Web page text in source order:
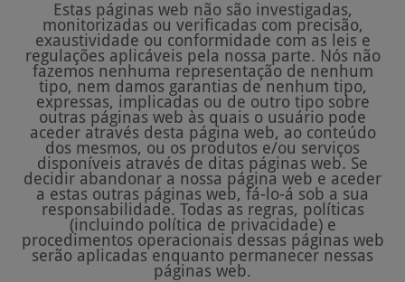
Estas páginas web não são investigadas,
monitorizadas ou verificadas com precisão,
exaustividade ou conformidade com as leis e
regulações aplicáveis pela nossa parte. Nós não
fazemos nenhuma representação de nenhum
tipo, nem damos garantias de nenhum tipo,
expressas, implicadas ou de outro tipo sobre
outras páginas web às quais o usuário pode
aceder através desta página web, ao conteúdo
dos mesmos, ou os produtos e/ou serviços
disponíveis através de ditas páginas web. Se
decidir abandonar a nossa página web e aceder
a estas outras páginas web, fá-lo-á sob a sua
responsabilidade. Todas as regras, políticas
(incluindo política de privacidade) e
procedimentos operacionais dessas páginas web
serão aplicadas enquanto permanecer nessas
páginas web.